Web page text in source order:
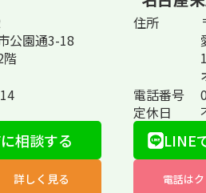
公園通3-18
階
相談する
詳しく見る
住所
電話番号
定休日
LINE
電話は